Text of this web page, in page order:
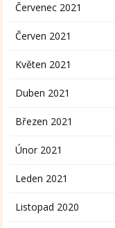
Červenec 2021
Červen 2021
Květen 2021
Duben 2021
Březen 2021
Únor 2021
Leden 2021
Listopad 2020